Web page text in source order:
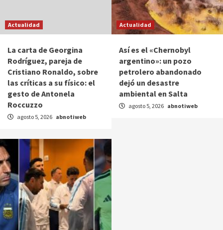
Actualidad
La carta de Georgina
Rodríguez, pareja de
Cristiano Ronaldo, sobre
las críticas a su físico: el
gesto de Antonela
Roccuzzo
agosto 5, 2026 abnotiweb
Actualidad
Así es el «Chernobyl
argentino»: un pozo
petrolero abandonado
dejó un desastre
ambiental en Salta
agosto 5, 2026 abnotiweb